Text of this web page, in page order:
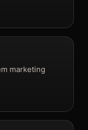
marketing